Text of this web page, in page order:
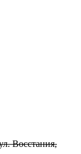
Восстания,